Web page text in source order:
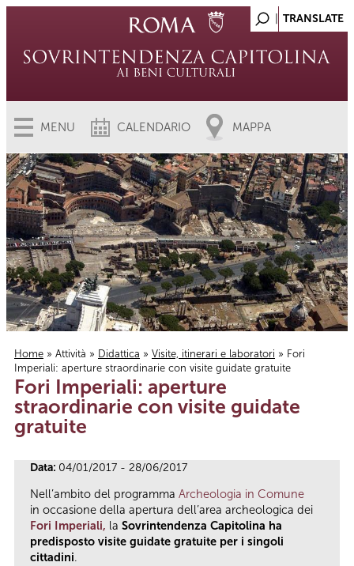
MENU CALENDARIO MAPPA
Tu sei qui
Home » Attività » Didattica » Visite, itinerari e laboratori » Fori
Imperiali: aperture straordinarie con visite guidate gratuite
Fori Imperiali: aperture
straordinarie con visite guidate
gratuite
Data: 04/01/2017 - 28/06/2017
Nell’ambito del programma Archeologia in Comune
in occasione della apertura dell’area archeologica dei
Fori Imperiali, la Sovrintendenza Capitolina ha
predisposto visite guidate gratuite per i singoli
cittadini.